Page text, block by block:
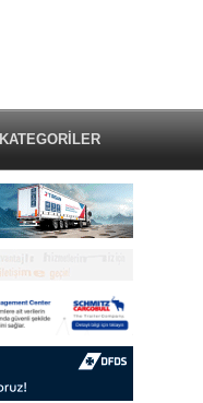
KATEGORİLER